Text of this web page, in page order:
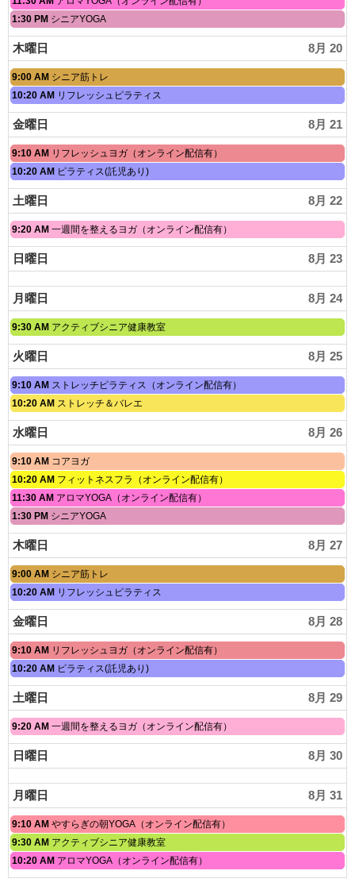
月
19th
2026
日,
8
19th
2026
曜
日,
8
月
19th
2026
水
曜
日,
8
月
19th
2026
1:30 PM シニアYOGA
木曜日 8月 20
木
曜
日,
8
月
20th
2026
9:00 AM シニア筋トレ
木
曜
日,
8
月
20th
2026
10:20 AM リフレッシュピラティス
金曜日 8月 21
金
曜
日,
8
月
21st
2026
9:10 AM リフレッシュヨガ（オンライン配信有）
金
曜
日,
8
月
21st
2026
10:20 AM ピラティス(託児あり)
土曜日 8月 22
土
曜
日,
8
22nd
2026
9:20 AM 一週間を整えるヨガ（オンライン配信有）
日曜日 8月 23
月曜日 8月 24
月
曜
日,
8
月
24th
2026
9:30 AM アクティブシニア健康教室
火曜日 8月 25
火
曜
日,
8
月
25th
2026
9:10 AM ストレッチピラティス（オンライン配信有）
火
曜
日,
8
月
25th
2026
10:20 AM ストレッチ＆バレエ
水曜日 8月 26
水
曜
日,
8
月
26th
2026
9:10 AM コアヨガ
水
曜
日,
8
26th
2026
10:20 AM フィットネスフラ（オンライン配信有）
水
曜
日,
8
月
26th
2026
11:30 AM アロマYOGA（オンライン配信有）
水
曜
日,
8
月
26th
2026
1:30 PM シニアYOGA
木曜日 8月 27
木
曜
日,
8
月
27th
2026
9:00 AM シニア筋トレ
木
曜
日,
8
月
27th
2026
10:20 AM リフレッシュピラティス
金曜日 8月 28
金
曜
日,
8
月
28th
2026
9:10 AM リフレッシュヨガ（オンライン配信有）
金
曜
日,
8
月
28th
2026
10:20 AM ピラティス(託児あり)
土曜日 8月 29
土
曜
日,
8
29th
2026
9:20 AM 一週間を整えるヨガ（オンライン配信有）
日曜日 8月 30
月曜日 8月 31
月
曜
日,
8
9:10 AM やすらぎの朝YOGA（オンライン配信有）
月
曜
日,
8
9:30 AM アクティブシニア健康教室
月
曜
10:20 AM アロマYOGA（オンライン配信有）